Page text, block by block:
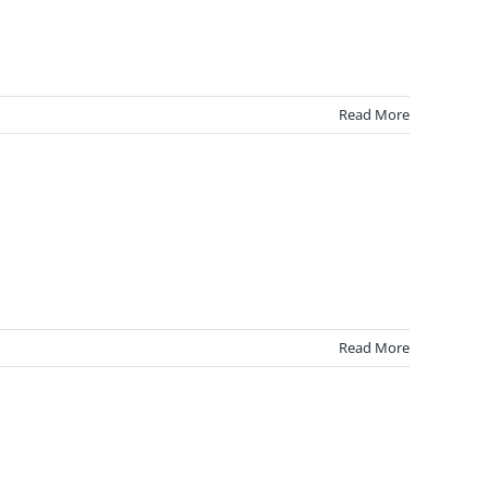
Read More
Read More